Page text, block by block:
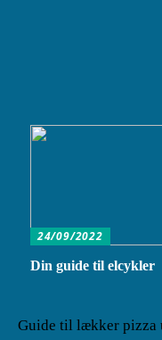
24/09/2022
Din guide til elcykler
Guide til lækker pizza